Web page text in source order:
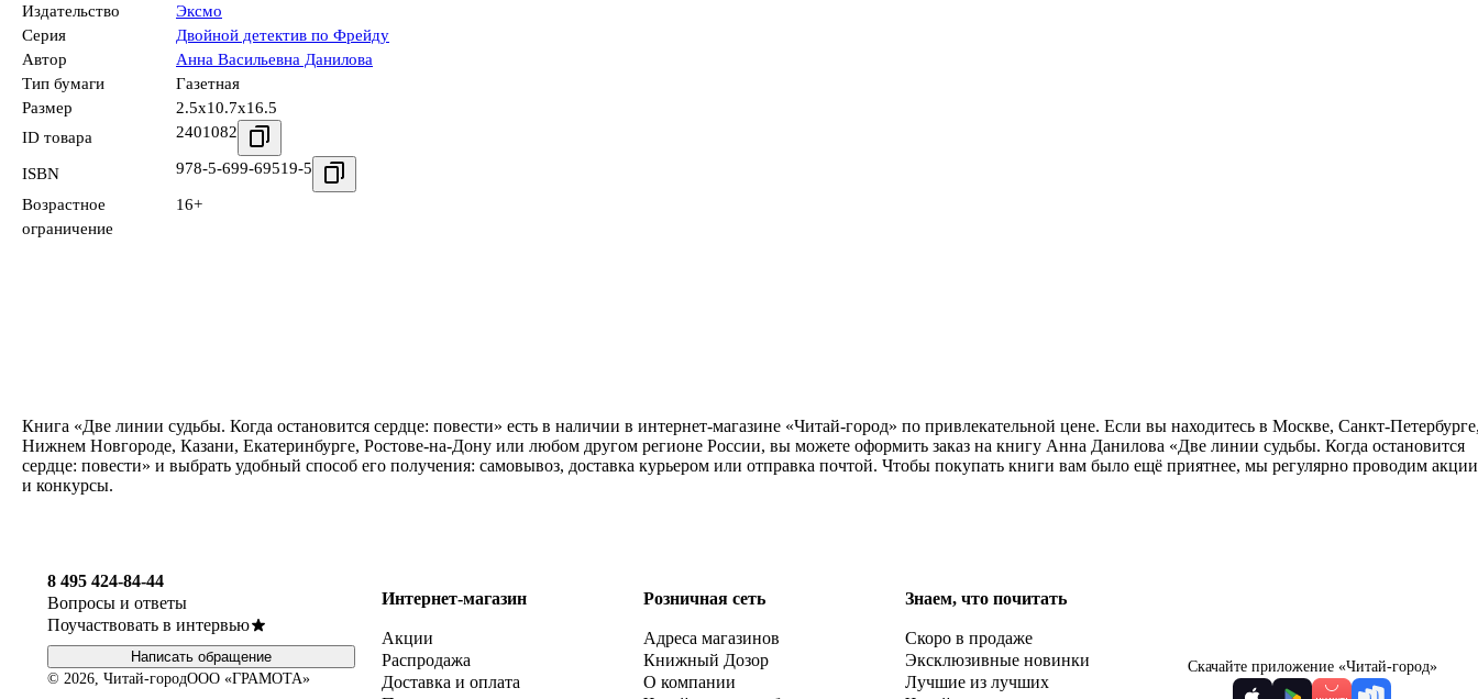
Издательство
Эксмо
Серия
Двойной детектив по Фрейду
Автор
Анна Васильевна Данилова
Тип бумаги
Газетная
Размер
2.5x10.7x16.5
ID товара
2401082
ISBN 978-5-699-69519-5
Возрастное
ограничение
16+
Книга «Две линии судьбы. Когда остановится сердце: повести» есть в наличии в интернет-магазине «Читай-город» по привлекательной цене. Если вы находитесь в Москве, Санкт-
Нижнем Новгороде, Казани, Екатеринбурге, Ростове-на-Дону или любом другом регионе России, вы можете оформить заказ на книгу Анна Данилова «Две линии судьбы. Когда остановится
сердце: повести» и выбрать удобный способ его получения: самовывоз, доставка курьером или отправка почтой. Чтобы покупать книги вам было ещё приятнее, мы регулярно проводим акции
и конкурсы.
8 495 424-84-44
Вопросы и ответы
Поучаствовать в интервью
Написать обращение
© 2026, Читай-городООО «ГРАМОТА»
Интернет-магазин
Акции
Распродажа
Доставка и оплата
Розничная сеть
Адреса магазинов
Книжный Дозор
О компании
Знаем, что почитать
Скоро в продаже
Эксклюзивные новинки
Лучшие из лучших
Скачайте приложение «Читай-город»